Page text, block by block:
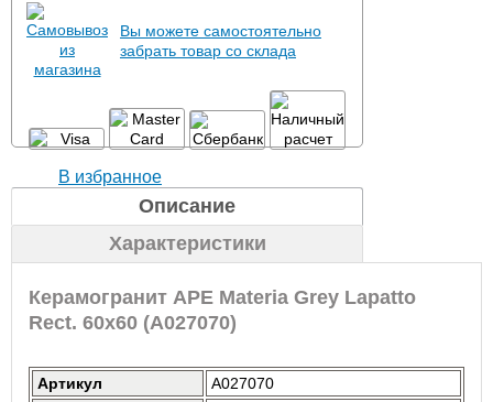
Вы можете самостоятельно
забрать товар со склада
В избранное
Описание
Характеристики
Керамогранит APE Materia Grey Lapatto
Rect. 60x60 (A027070)
Артикул
A027070